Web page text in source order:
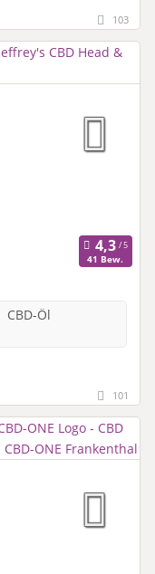
103
41 Bew.
CBD-Öl
101